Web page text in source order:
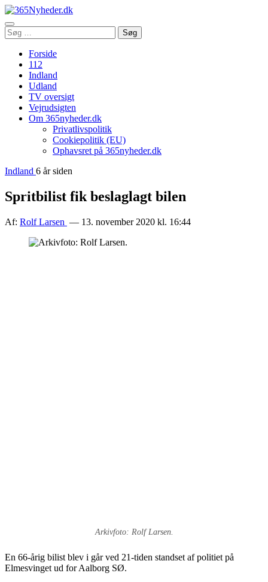
Åbn
menu
Søg
efter:
Søg
Forside
112
Indland
Udland
TV oversigt
Vejrudsigten
Om 365nyheder.dk
Privatlivspolitik
Cookiepolitik (EU)
Ophavsret på 365nyheder.dk
Indland 6 år siden
Spritbilist fik beslaglagt bilen
Af: Rolf Larsen — 13. november 2020 kl. 16:44
Arkivfoto: Rolf Larsen.
En 66-årig bilist blev i går ved 21-tiden standset af politiet på
Elmesvinget ud for Aalborg SØ.